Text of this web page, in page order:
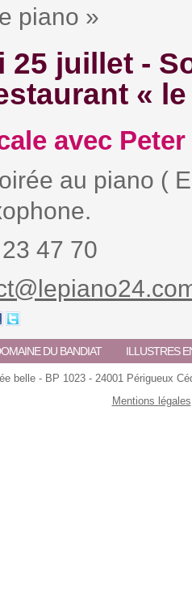
piano »
25 juillet -
«
avec
au piano (
47 70
DU BANDIAT ILLUSTRES
belle - BP 1023 - 24001 Périgueux
Mentions légales